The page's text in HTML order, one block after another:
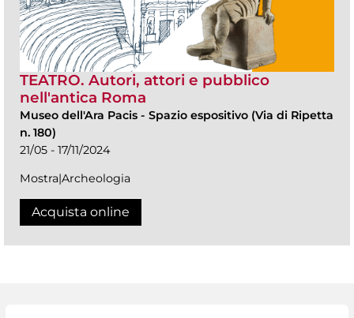
TEATRO. Autori, attori e pubblico
nell'antica Roma
Museo dell'Ara Pacis - Spazio espositivo (Via di Ripetta
n. 180)
21/05 - 17/11/2024
Mostra|Archeologia
Acquista online